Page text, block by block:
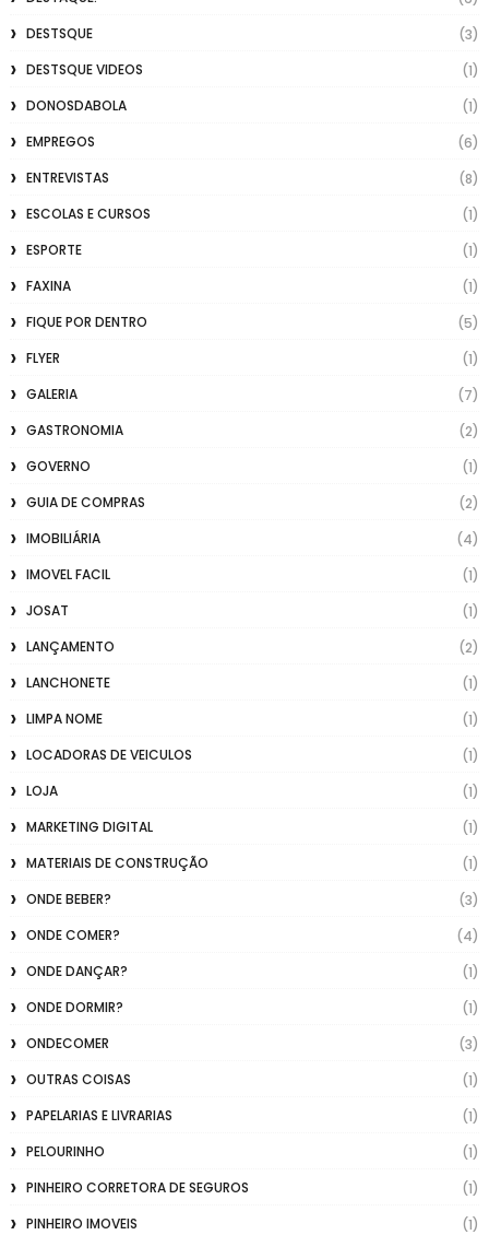
DESTSQUE
(3)
DESTSQUE VIDEOS
(1)
DONOSDABOLA
(1)
EMPREGOS
(6)
ENTREVISTAS
(8)
ESCOLAS E CURSOS
(1)
ESPORTE
(1)
FAXINA
(1)
FIQUE POR DENTRO
(5)
FLYER
(1)
GALERIA
(7)
GASTRONOMIA
(2)
GOVERNO
(1)
GUIA DE COMPRAS
(2)
IMOBILIÁRIA
(4)
IMOVEL FACIL
(1)
JOSAT
(1)
LANÇAMENTO
(2)
LANCHONETE
(1)
LIMPA NOME
(1)
LOCADORAS DE VEICULOS
(1)
LOJA
(1)
MARKETING DIGITAL
(1)
MATERIAIS DE CONSTRUÇÃO
(1)
ONDE BEBER?
(3)
ONDE COMER?
(4)
ONDE DANÇAR?
(1)
ONDE DORMIR?
(1)
ONDECOMER
(3)
OUTRAS COISAS
(1)
PAPELARIAS E LIVRARIAS
(1)
PELOURINHO
(1)
PINHEIRO CORRETORA DE SEGUROS
(1)
PINHEIRO IMOVEIS
(1)